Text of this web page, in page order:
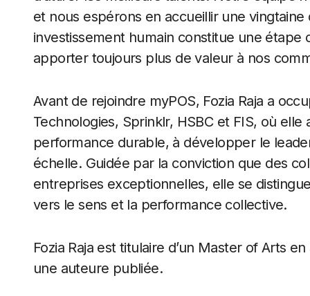
et nous espérons en accueillir une
investissement humain constitue une
apporter toujours plus de valeur à nos
Avant de rejoindre myPOS, Fozia Raja a
Technologies, Sprinklr, HSBC et FIS, où
performance durable, à développer le
échelle. Guidée par la conviction que des
entreprises exceptionnelles, elle se
vers le sens et la performance collective.
Fozia Raja est titulaire d’un Master of Arts
une auteure publiée.